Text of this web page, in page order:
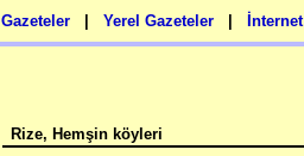
Gazeteler Yerel Gazeteler
Rize, Hemşin köyleri